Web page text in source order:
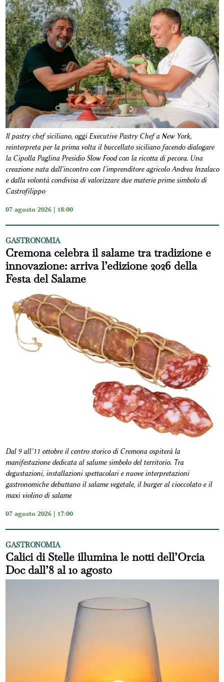
Il pastry chef siciliano, oggi Executive Pastry Chef a New York,
reinterpreta per la prima volta il buccellato siciliano facendo dialogare
la Cipolla Paglina Presidio Slow Food con la ricotta di pecora. Una
creazione nata dall'incontro con l'imprenditore agricolo Andrea Inzalaco
e dalla volontà condivisa di valorizzare due materie prime simbolo di
Castrofilippo
07 agosto 2026 | 18:00
GASTRONOMIA
Cremona celebra il salame tra tradizione e
innovazione: arriva l’edizione 2026 della
Festa del Salame
Dal 9 all’11 ottobre il centro storico di Cremona ospiterà la
manifestazione dedicata al salume simbolo del territorio. Tra
degustazioni, installazioni spettacolari e nuove interpretazioni
gastronomiche debuttano il salame vegetale, il burger al cioccolato e il
maxi violino di salame
07 agosto 2026 | 17:00
GASTRONOMIA
Calici di Stelle illumina le notti dell’Orcia
Doc dall’8 al 10 agosto